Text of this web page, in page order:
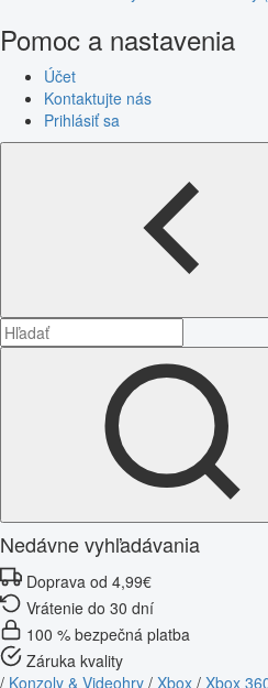
Pomoc a nastavenia
Účet
Kontaktujte nás
Prihlásiť sa
Nedávne vyhľadávania
Doprava od 4,99€
Vrátenie do 30 dní
100 % bezpečná platba
Záruka kvality
/ Konzoly & Videohry / Xbox / Xbox